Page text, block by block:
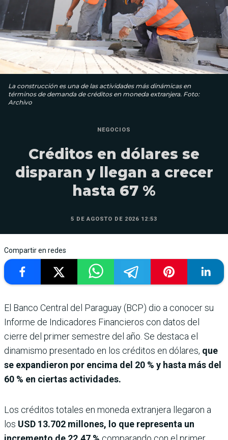
La construcción es una de las actividades más dinámicas en
términos de demanda de créditos en moneda extranjera. Foto:
Archivo
NEGOCIOS
Créditos en dólares se
disparan y llegan a crecer
hasta 67 %
5 DE AGOSTO DE 2026 12:53
Compartir en redes
El Banco Central del Paraguay (BCP) dio a conocer su
Informe de Indicadores Financieros con datos del
cierre del primer semestre del año. Se destaca el
dinamismo presentado en los créditos en dólares, que
se expandieron por encima del 20 % y hasta más del
60 % en ciertas actividades.
Los créditos totales en moneda extranjera llegaron a
los USD 13.702 millones, lo que representa un